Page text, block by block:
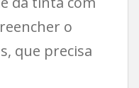
o
que precisa